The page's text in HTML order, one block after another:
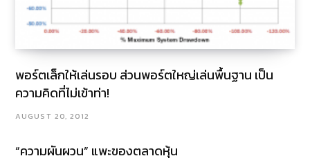
พอร์ตเล็กให้เล่นรอบ ส่วนพอร์ตใหญ่เล่นพื้นฐาน เป็น
ความคิดที่ไม่เข้าท่า!
AUGUST 20, 2012
“ความผันผวน” แพะของตลาดหุ้น